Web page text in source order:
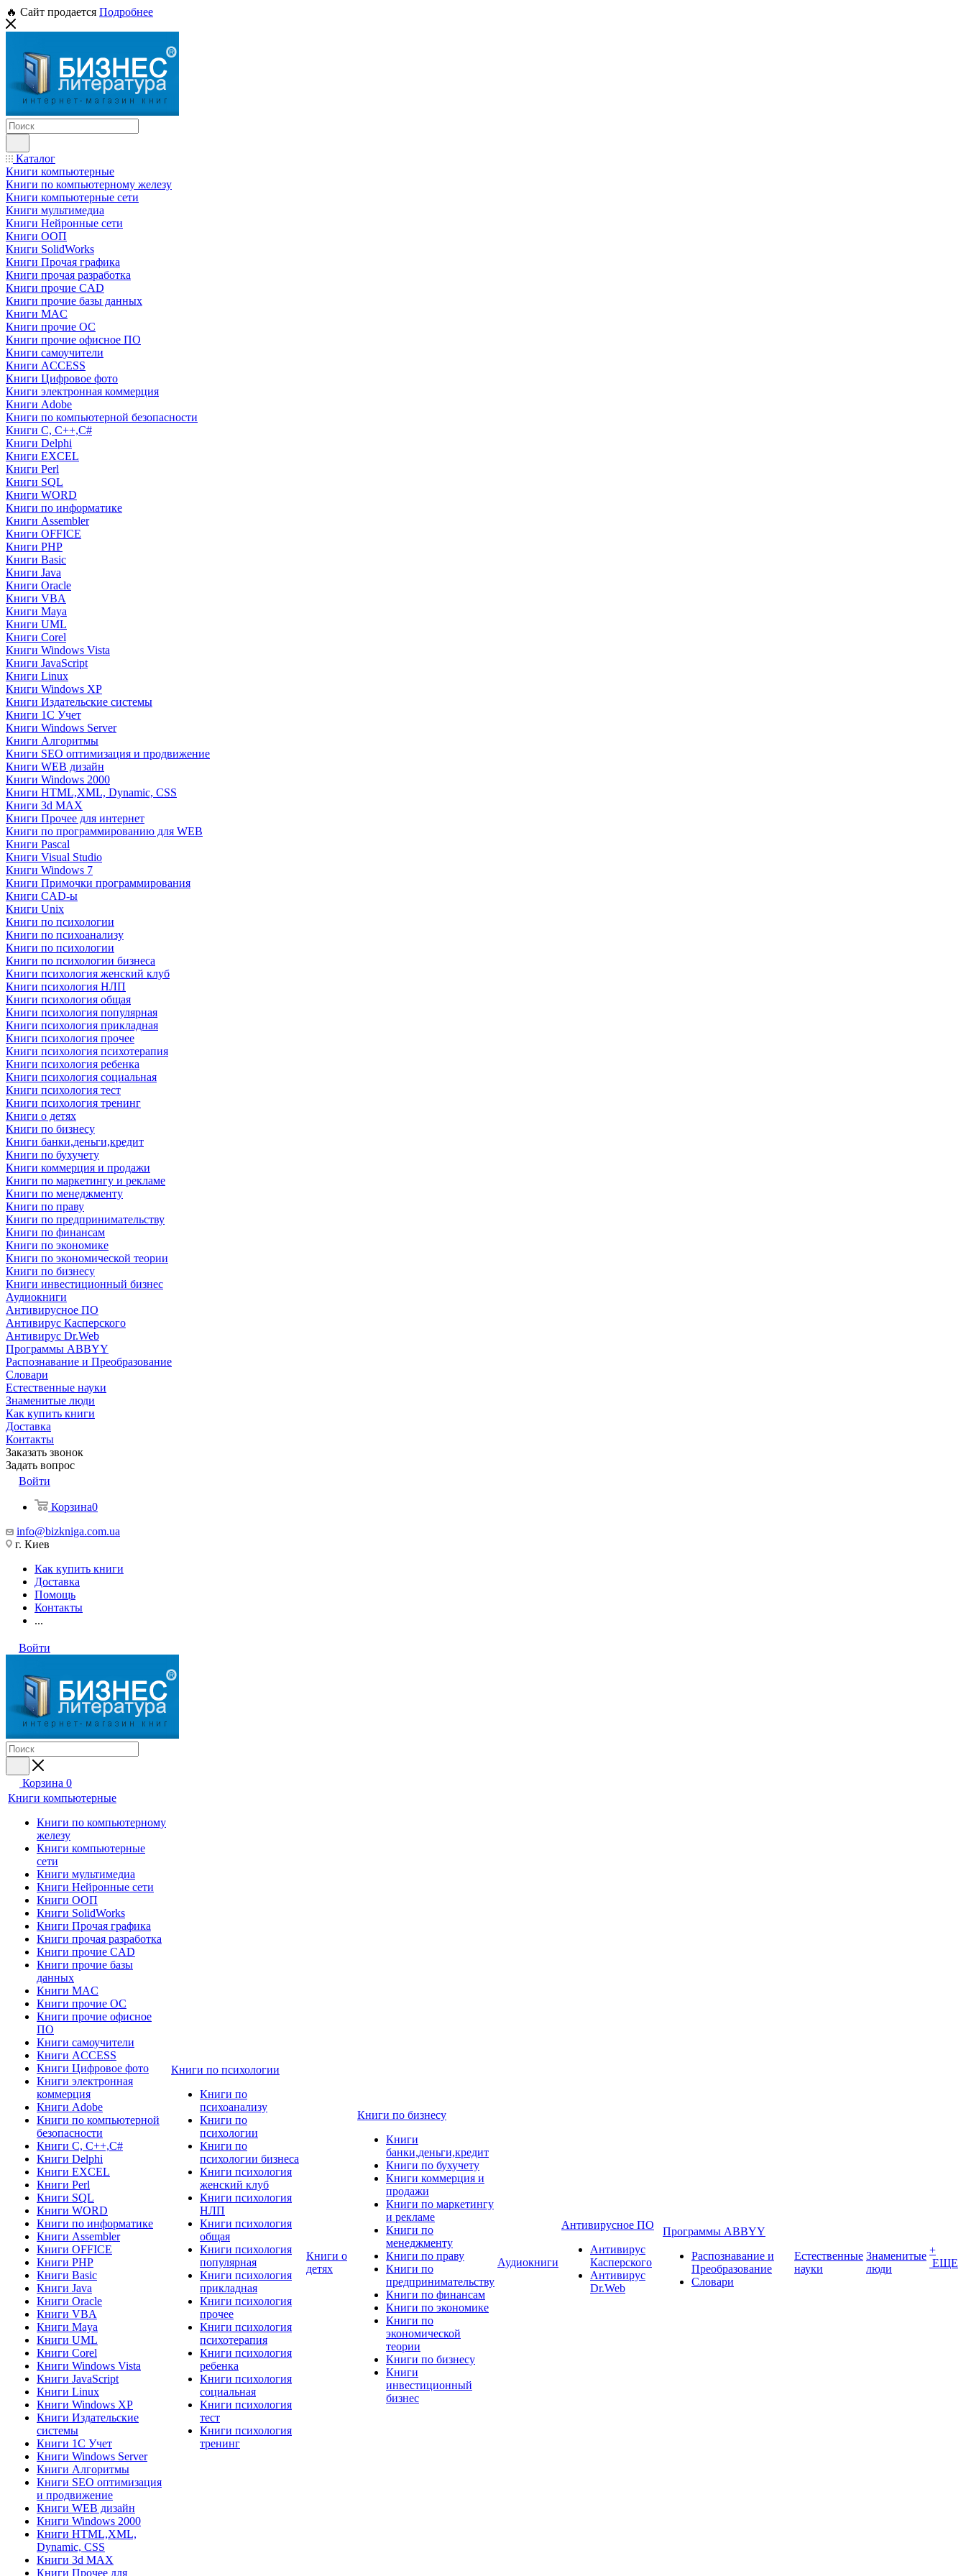
🔥 Сайт продается Подробнее
Каталог
Книги компьютерные
Книги по компьютерному железу
Книги компьютерные сети
Книги мультимедиа
Книги Нейронные сети
Книги ООП
Книги SolidWorks
Книги Прочая графика
Книги прочая разработка
Книги прочие CAD
Книги прочие базы данных
Книги MAC
Книги прочие ОС
Книги прочие офисное ПО
Книги самоучители
Книги ACCESS
Книги Цифровое фото
Книги электронная коммерция
Книги Adobe
Книги по компьютерной безопасности
Книги C, C++,С#
Книги Delphi
Книги EXCEL
Книги Perl
Книги SQL
Книги WORD
Книги по информатике
Книги Assembler
Книги OFFICE
Книги PHP
Книги Basic
Книги Java
Книги Oracle
Книги VBA
Книги Maya
Книги UML
Книги Corel
Книги Windows Vista
Книги JavaScript
Книги Linux
Книги Windows XP
Книги Издательские системы
Книги 1C Учет
Книги Windows Server
Книги Алгоритмы
Книги SEO оптимизация и продвижение
Книги WEB дизайн
Книги Windows 2000
Книги HTML,XML, Dynamic, CSS
Книги 3d MAX
Книги Прочее для интернет
Книги по программированию для WEB
Книги Pascal
Книги Visual Studio
Книги Windows 7
Книги Примочки программирования
Книги CAD-ы
Книги Unix
Книги по психологии
Книги по психоанализу
Книги по психологии
Книги по психологии бизнеса
Книги психология женский клуб
Книги психология НЛП
Книги психология общая
Книги психология популярная
Книги психология прикладная
Книги психология прочее
Книги психология психотерапия
Книги психология ребенка
Книги психология социальная
Книги психология тест
Книги психология тренинг
Книги о детях
Книги по бизнесу
Книги банки,деньги,кредит
Книги по бухучету
Книги коммерция и продажи
Книги по маркетингу и рекламе
Книги по менеджменту
Книги по праву
Книги по предпринимательству
Книги по финансам
Книги по экономике
Книги по экономической теории
Книги по бизнесу
Книги инвестиционный бизнес
Аудиокниги
Антивирусное ПО
Антивирус Касперского
Антивирус Dr.Web
Программы ABBYY
Распознавание и Преобразование
Словари
Естественные науки
Знаменитые люди
Как купить книги
Доставка
Контакты
Заказать звонок
Задать вопрос
Войти
Корзина0
info@bizkniga.com.ua
г. Киев
Как купить книги
Доставка
Помощь
Контакты
...
Войти
Корзина 0
Книги компьютерные
Книги по компьютерному
железу
Книги компьютерные
сети
Книги мультимедиа
Книги Нейронные сети
Книги ООП
Книги SolidWorks
Книги Прочая графика
Книги прочая разработка
Книги прочие CAD
Книги прочие базы
данных
Книги MAC
Книги прочие ОС
Книги прочие офисное
ПО
Книги самоучители
Книги ACCESS
Книги Цифровое фото
Книги электронная
коммерция
Книги Adobe
Книги по компьютерной
безопасности
Книги C, C++,С#
Книги Delphi
Книги EXCEL
Книги Perl
Книги SQL
Книги WORD
Книги по информатике
Книги Assembler
Книги OFFICE
Книги PHP
Книги Basic
Книги Java
Книги Oracle
Книги VBA
Книги Maya
Книги UML
Книги Corel
Книги Windows Vista
Книги JavaScript
Книги Linux
Книги Windows XP
Книги Издательские
системы
Книги 1C Учет
Книги Windows Server
Книги Алгоритмы
Книги SEO оптимизация
и продвижение
Книги WEB дизайн
Книги Windows 2000
Книги HTML,XML,
Dynamic, CSS
Книги 3d MAX
Книги Прочее для
Книги по психологии
Книги по
психоанализу
Книги по
психологии
Книги по
психологии бизнеса
Книги психология
женский клуб
Книги психология
НЛП
Книги психология
общая
Книги психология
популярная
Книги психология
прикладная
Книги психология
прочее
Книги психология
психотерапия
Книги психология
ребенка
Книги психология
социальная
Книги психология
тест
Книги психология
тренинг
Книги о
детях
Книги по бизнесу
Книги
банки,деньги,кредит
Книги по бухучету
Книги коммерция и
продажи
Книги по маркетингу
и рекламе
Книги по
менеджменту
Книги по праву
Книги по
предпринимательству
Книги по финансам
Книги по экономике
Книги по
экономической
теории
Книги по бизнесу
Книги
инвестиционный
бизнес
Аудиокниги
Антивирусное ПО
Антивирус
Касперского
Антивирус
Dr.Web
Программы ABBYY
Распознавание и
Преобразование
Словари
Естественные
науки
Знаменитые
люди
+
ЕЩЕ